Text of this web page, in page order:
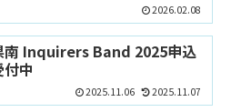
2026.02.08
南 Inquirers Band 2025申込
付中
2025.11.06 2025.11.07